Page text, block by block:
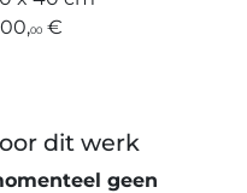
00 €
dit werk
geen